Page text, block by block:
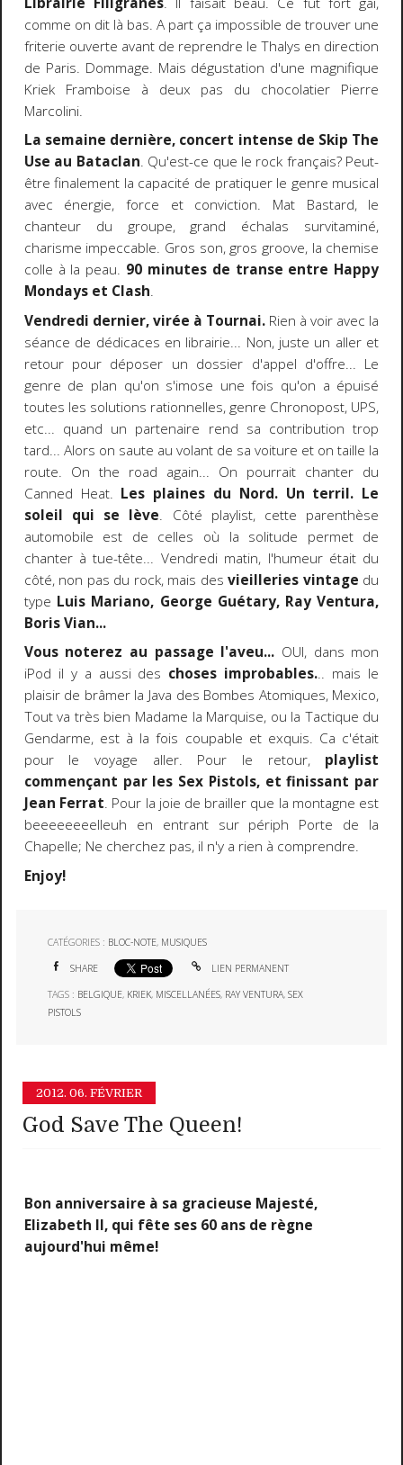
comme on dit là bas. A part ça impossible de trouver une
friterie ouverte avant de reprendre le Thalys en direction
de Paris. Dommage. Mais dégustation d'une magnifique
Kriek Framboise à deux pas du chocolatier Pierre
Marcolini.
La semaine dernière, concert intense de Skip The
Use au Bataclan. Qu'est-ce que le rock français? Peut-
être finalement la capacité de pratiquer le genre musical
avec énergie, force et conviction. Mat Bastard, le
chanteur du groupe, grand échalas survitaminé,
charisme impeccable. Gros son, gros groove, la chemise
colle à la peau. 90 minutes de transe entre Happy
Mondays et Clash.
Vendredi dernier, virée à Tournai.Rien à voir avec la
séance de dédicaces en librairie... Non, juste un aller et
retour pour déposer un dossier d'appel d'offre... Le
genre de plan qu'on s'imose une fois qu'on a épuisé
toutes les solutions rationnelles, genre Chronopost, UPS,
etc... quand un partenaire rend sa contribution trop
tard... Alors on saute au volant de sa voiture et on taille la
route. On the road again... On pourrait chanter du
Canned Heat. Les plaines du Nord. Un terril. Le
soleil qui se lève. Côté playlist, cette parenthèse
automobile est de celles où la solitude permet de
chanter à tue-tête... Vendredi matin, l'humeur était du
côté, non pas du rock, mais desvieilleries vintage du
type Luis Mariano, George Guétary, Ray Ventura,
Boris Vian...
Vous noterez au passage l'aveu... OUI, dans mon
iPod il y a aussi des choses improbables... mais le
plaisir de brâmer la Java des Bombes Atomiques, Mexico,
Tout va très bien Madame la Marquise, ou la Tactique du
Gendarme, est à la fois coupable et exquis. Ca c'était
pour le voyage aller. Pour le retour, playlist
commençant par les Sex Pistols, et finissant par
Jean Ferrat. Pour la joie de brailler que la montagne est
beeeeeeeelleuh en entrant sur périph Porte de la
Chapelle; Ne cherchez pas, il n'y a rien à comprendre.
Enjoy!
CATÉGORIES : BLOC-NOTE, MUSIQUES
SHARE LIEN PERMANENT
TAGS : BELGIQUE, KRIEK, MISCELLANÉES, RAY VENTURA,SEX
PISTOLS
2012. 06. FÉVRIER
God Save The Queen!
Bon anniversaire à sa gracieuse Majesté,
Elizabeth II, qui fête ses 60 ans de règne
aujourd'hui même!